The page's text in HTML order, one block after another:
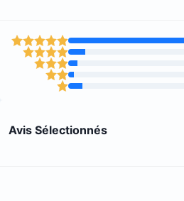
Avis Sélectionnés